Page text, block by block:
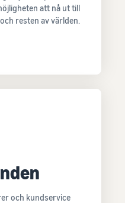
att nå ut till
resten av världen.
och kundservice